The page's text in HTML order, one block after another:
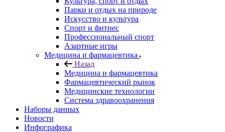
Парки и отдых на природе
Искусство и культура
Спорт и фитнес
Профессиональный спорт
Азартные игры
Медицина и фармацевтика
Назад
Медицина и фармацевтика
Фармацевтический рынок
Медицинские технологии
Система здравоохранения
Наборы данных
Новости
Инфографика